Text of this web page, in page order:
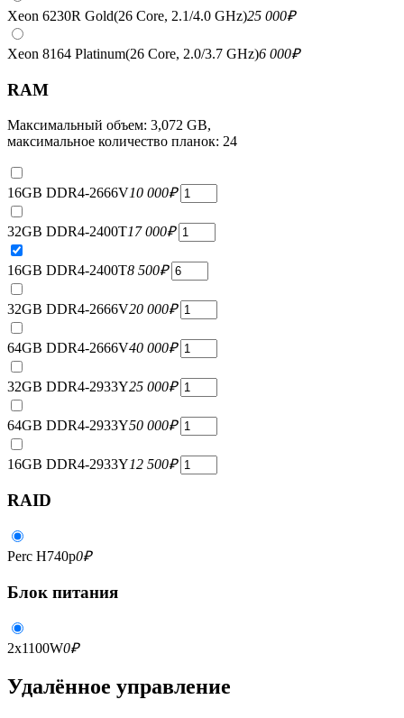
Xeon 6230R Gold(26 Core, 2.1/4.0 GHz)25 000₽
Xeon 8164 Platinum(26 Core, 2.0/3.7 GHz)6 000₽
RAM
Максимальный объем: 3,072 GB,
максимальное количество планок: 24
16GB DDR4-2666V10 000₽
32GB DDR4-2400T17 000₽
16GB DDR4-2400T8 500₽
32GB DDR4-2666V20 000₽
64GB DDR4-2666V40 000₽
32GB DDR4-2933Y25 000₽
64GB DDR4-2933Y50 000₽
16GB DDR4-2933Y12 500₽
RAID
Perc H740p0₽
Блок питания
2x1100W0₽
Удалённое управление